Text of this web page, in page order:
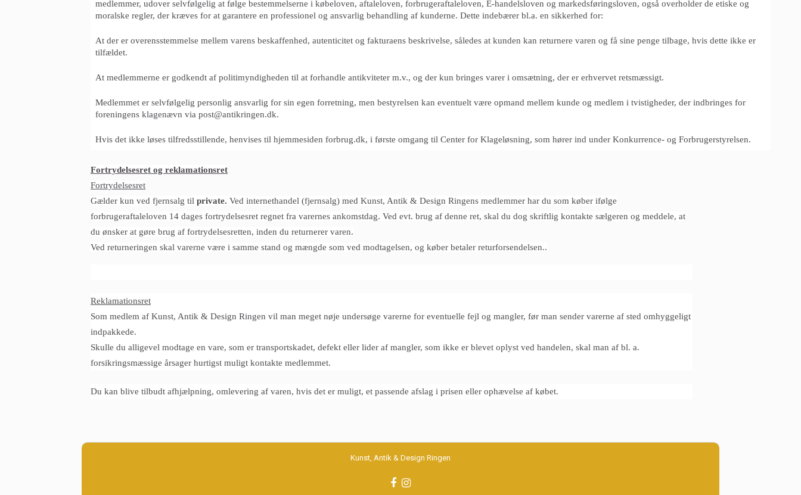
medlemmer, udover selvfølgelig at følge bestemmelserne i købeloven, aftaleloven, forbrugeraftaleloven, E-handelsloven og markedsføringsloven, også overholder de etiske og
moralske regler, der kræves for at garantere en professionel og ansvarlig behandling af kunderne. Dette indebærer bl.a. en sikkerhed for:
At der er overensstemmelse mellem varens beskaffenhed, autenticitet og fakturaens beskrivelse, således at kunden kan returnere varen og få sine penge tilbage, hvis dette ikke er
tilfældet.
At medlemmerne er godkendt af politimyndigheden til at forhandle antikviteter m.v., og der kun bringes varer i omsætning, der er erhvervet retsmæssigt.
Medlemmet er selvfølgelig personlig ansvarlig for sin egen forretning, men bestyrelsen kan eventuelt være opmand mellem kunde og medlem i tvistigheder, der indbringes for
foreningens klagenævn via post@antikringen.dk.
Hvis det ikke løses tilfredsstillende, henvises til hjemmesiden forbrug.dk, i første omgang til Center for Klageløsning, som hører ind under Konkurrence- og Forbrugerstyrelsen.
Fortrydelsesret og reklamationsret
Fortrydelsesret
Gælder kun ved fjernsalg til private. Ved internethandel (fjernsalg) med Kunst, Antik & Design Ringens medlemmer har du som køber ifølge
forbrugeraftaleloven 14 dages fortrydelsesret regnet fra varernes ankomstdag. Ved evt. brug af denne ret, skal du dog skriftlig kontakte sælgeren og meddele, at
du ønsker at gøre brug af fortrydelsesretten, inden du returnerer varen.
Ved returneringen skal varerne være i samme stand og mængde som ved modtagelsen, og køber betaler returforsendelsen..
Reklamationsret
Som medlem af Kunst, Antik & Design Ringen vil man meget nøje undersøge varerne for eventuelle fejl og mangler, før man sender varerne af sted omhyggeligt
indpakkede.
Skulle du alligevel modtage en vare, som er transportskadet, defekt eller lider af mangler, som ikke er blevet oplyst ved handelen, skal man af bl. a.
forsikringsmæssige årsager hurtigst muligt kontakte medlemmet.
Du kan blive tilbudt afhjælpning, omlevering af varen, hvis det er muligt, et passende afslag i prisen eller ophævelse af købet.
Kunst, Antik & Design Ringen